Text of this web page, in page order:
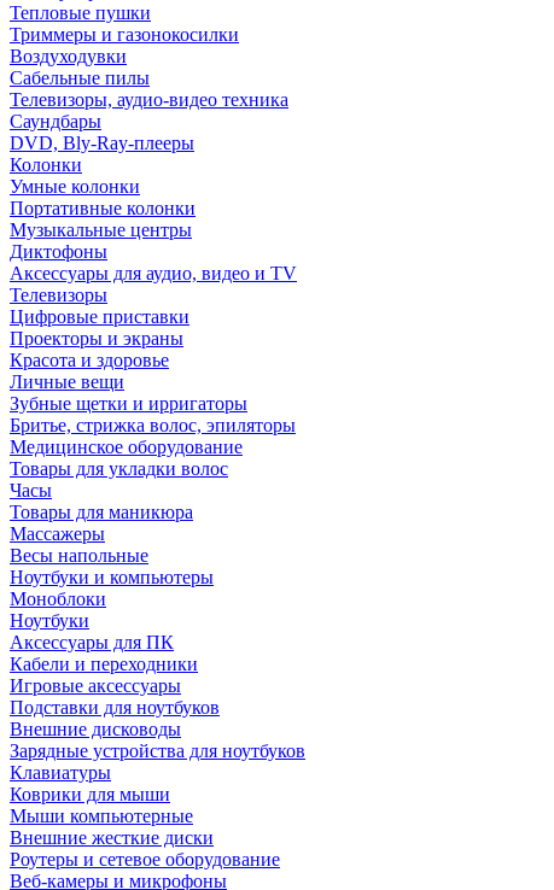
Тепловые пушки
Триммеры и газонокосилки
Воздуходувки
Сабельные пилы
Телевизоры, аудио-видео техника
Саундбары
DVD, Bly-Ray-плееры
Колонки
Умные колонки
Портативные колонки
Музыкальные центры
Диктофоны
Аксессуары для аудио, видео и TV
Телевизоры
Цифровые приставки
Проекторы и экраны
Красота и здоровье
Личные вещи
Зубные щетки и ирригаторы
Бритье, стрижка волос, эпиляторы
Медицинское оборудование
Товары для укладки волос
Часы
Товары для маникюра
Массажеры
Весы напольные
Ноутбуки и компьютеры
Моноблоки
Ноутбуки
Аксессуары для ПК
Кабели и переходники
Игровые аксессуары
Подставки для ноутбуков
Внешние дисководы
Зарядные устройства для ноутбуков
Клавиатуры
Коврики для мыши
Мыши компьютерные
Внешние жесткие диски
Роутеры и сетевое оборудование
Веб-камеры и микрофоны